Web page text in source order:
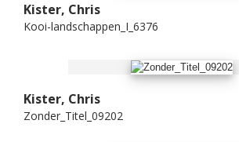
Kister, Chris
Kooi-landschappen_I_6376
Kister, Chris
Zonder_Titel_09202